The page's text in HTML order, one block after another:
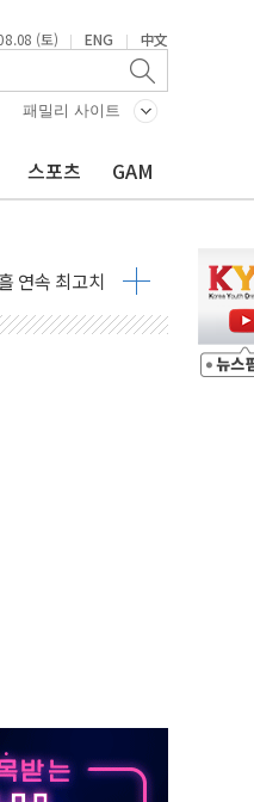
(토) | ENG | 中文
패밀리 사이트
스포츠 GAM